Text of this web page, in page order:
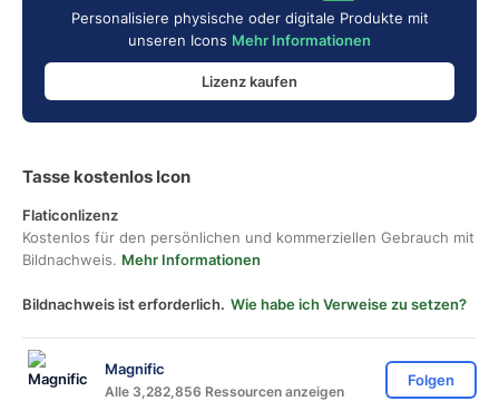
Personalisiere physische oder digitale Produkte mit
unseren Icons Mehr Informationen
Lizenz kaufen
Tasse kostenlos Icon
Flaticonlizenz
Kostenlos für den persönlichen und kommerziellen Gebrauch mit
Bildnachweis. Mehr Informationen
Bildnachweis ist erforderlich. Wie habe ich Verweise zu setzen?
Magnific
Alle 3,282,856 Ressourcen anzeigen
Folgen